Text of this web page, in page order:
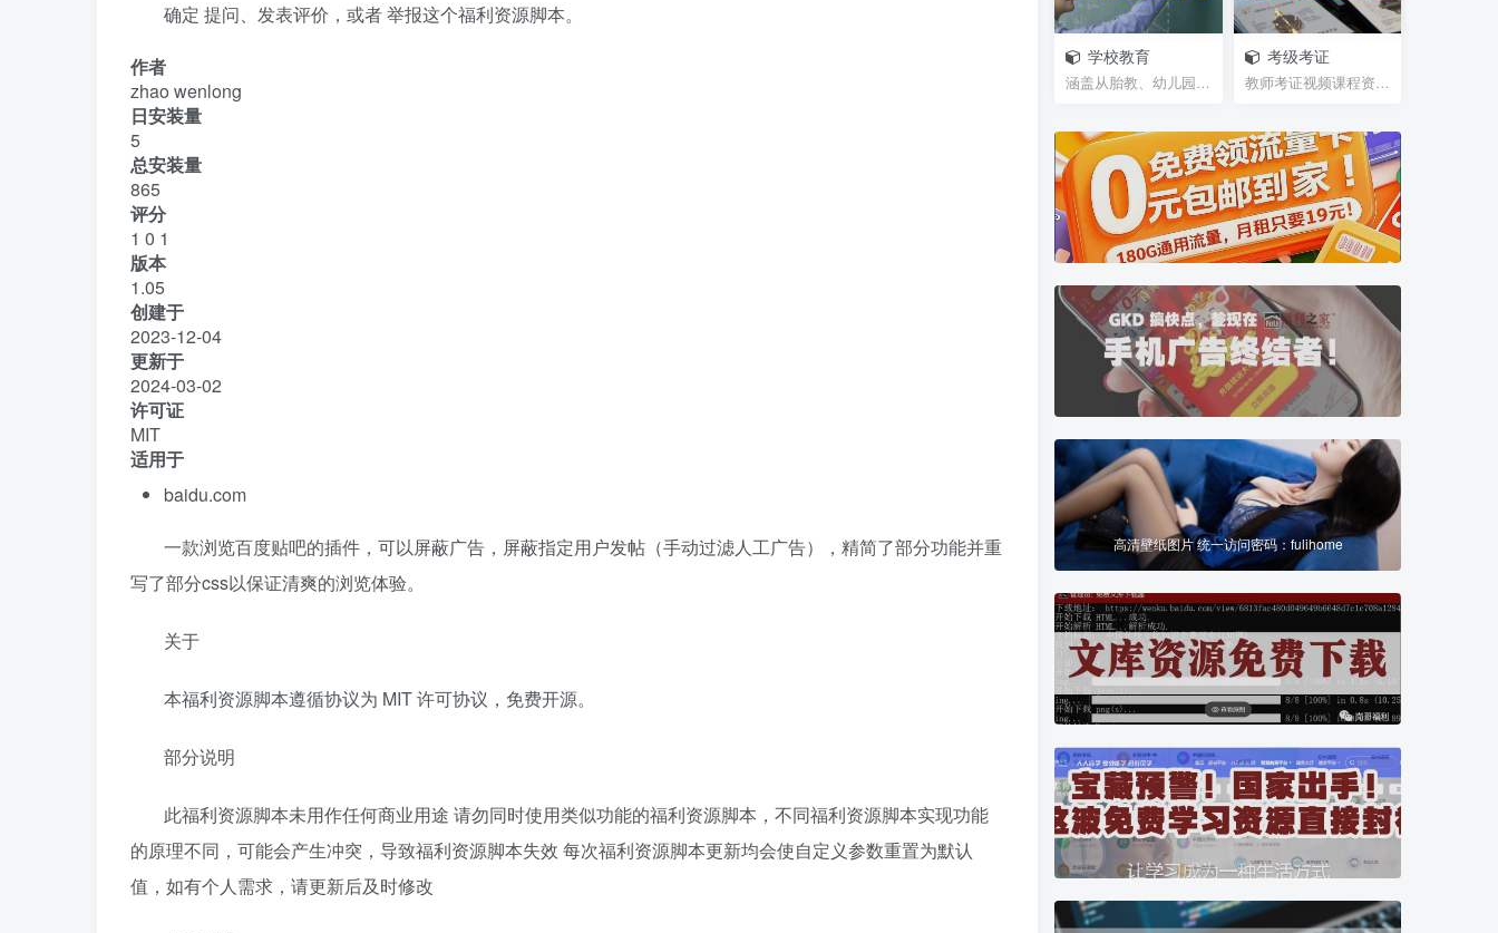
确定 提问、发表评价，或者 举报这个福利资源脚本。
作者
zhao wenlong
日安装量
5
总安装量
865
评分
1 0 1
版本
1.05
创建于
2023-12-04
更新于
2024-03-02
许可证
MIT
适用于
baidu.com
一款浏览百度贴吧的插件，可以屏蔽广告，屏蔽指定用户发帖（手动过滤人工广告），精简了部分功能并重
写了部分css以保证清爽的浏览体验。
关于
本福利资源脚本遵循协议为 MIT 许可协议，免费开源。
部分说明
此福利资源脚本未用作任何商业用途 请勿同时使用类似功能的福利资源脚本，不同福利资源脚本实现功能
的原理不同，可能会产生冲突，导致福利资源脚本失效 每次福利资源脚本更新均会使自定义参数重置为默认
值，如有个人需求，请更新后及时修改
学校教育
涵盖从胎教、幼儿园、学前班、小学、初中、高中、大...
考级考证
教师考证视频课程资源，笔试试题，面试攻略等等网盘...
高清壁纸图片 统一访问密码：fulihome
11个月前 673
10
国学专题
10
中医专题
10
两性专题
恋爱技巧|房中秘术|聊天话术|脱单救急|男性能力锻炼...
稀缺资源
搜集互联网各类稀缺视频、图片、书籍等资源
17
破解游戏
手机端电脑PC端破解游戏，经典游戏
38
高效办公
分享电脑手机使用技巧，及辅助软件插件等小工具，帮...
39
学校教育
涵盖从胎教、幼儿园、学前班、小学、初中、高中、大...
10
考级考证
教师考证视频课程资源，笔试试题，面试攻略等等网盘...